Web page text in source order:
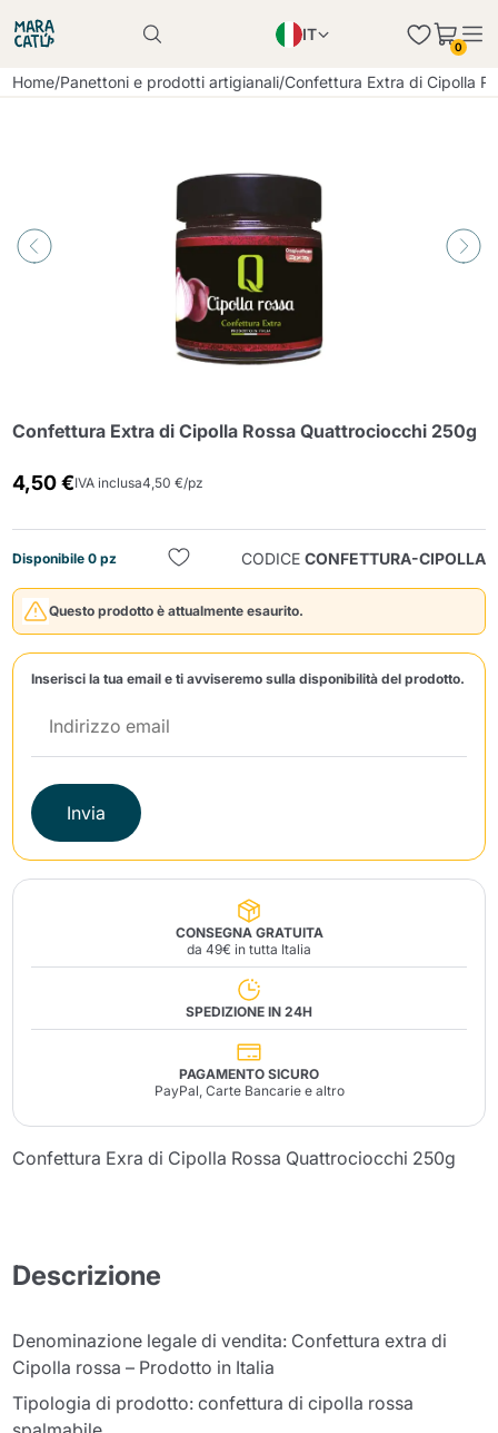
IT
EN
0
Home/Panettoni e prodotti artigianali/Confettura Extra di Cipolla
Confettura Extra di Cipolla Rossa Quattrociocchi 250g
4,50 €IVA inclusa4,50 €/pz
Disponibile 0 pz CODICE CONFETTURA-CIPOLLA
Questo prodotto è attualmente esaurito.
Inserisci la tua email e ti avviseremo sulla disponibilità del prodotto.
Invia
CONSEGNA GRATUITA
da 49€ in tutta Italia
SPEDIZIONE IN 24H
PAGAMENTO SICURO
PayPal, Carte Bancarie e altro
Confettura Exra di Cipolla Rossa Quattrociocchi 250g
Descrizione
Denominazione legale di vendita: Confettura extra di
Cipolla rossa – Prodotto in Italia
Tipologia di prodotto: confettura di cipolla rossa
Il prodotto è stato aggiunto con successo al
Il prodotto è stato aggiunto con successo al
Continua a fare acquisti
Continua a fare acquisti
Aggiungi la quantità minima consentita
Continua a fare acquisti